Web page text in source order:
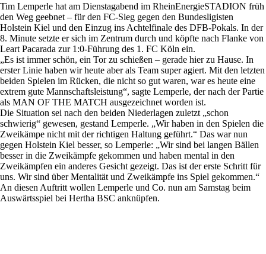
Tim Lemperle hat am Dienstagabend im RheinEnergieSTADION früh
den Weg geebnet – für den FC-Sieg gegen den Bundesligisten
Holstein Kiel und den Einzug ins Achtelfinale des DFB-Pokals. In der
8. Minute setzte er sich im Zentrum durch und köpfte nach Flanke von
Leart Pacarada zur 1:0-Führung des 1. FC Köln ein.
„Es ist immer schön, ein Tor zu schießen – gerade hier zu Hause. In
erster Linie haben wir heute aber als Team super agiert. Mit den letzten
beiden Spielen im Rücken, die nicht so gut waren, war es heute eine
extrem gute Mannschaftsleistung“, sagte Lemperle, der nach der Partie
als MAN OF THE MATCH ausgezeichnet worden ist.
Die Situation sei nach den beiden Niederlagen zuletzt „schon
schwierig“ gewesen, gestand Lemperle. „Wir haben in den Spielen die
Zweikämpe nicht mit der richtigen Haltung geführt.“ Das war nun
gegen Holstein Kiel besser, so Lemperle: „Wir sind bei langen Bällen
besser in die Zweikämpfe gekommen und haben mental in den
Zweikämpfen ein anderes Gesicht gezeigt. Das ist der erste Schritt für
uns. Wir sind über Mentalität und Zweikämpfe ins Spiel gekommen.“
An diesen Auftritt wollen Lemperle und Co. nun am Samstag beim
Auswärtsspiel bei Hertha BSC anknüpfen.